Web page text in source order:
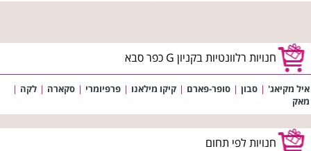
חנויות רלוונטיות בקניון G כפר סבא
איל מקיאג' | סבון | סופר-פארם | קיקו מילאנו | פרפיומרי | סקארה | לקה |
מאק
חנויות לפי תחום